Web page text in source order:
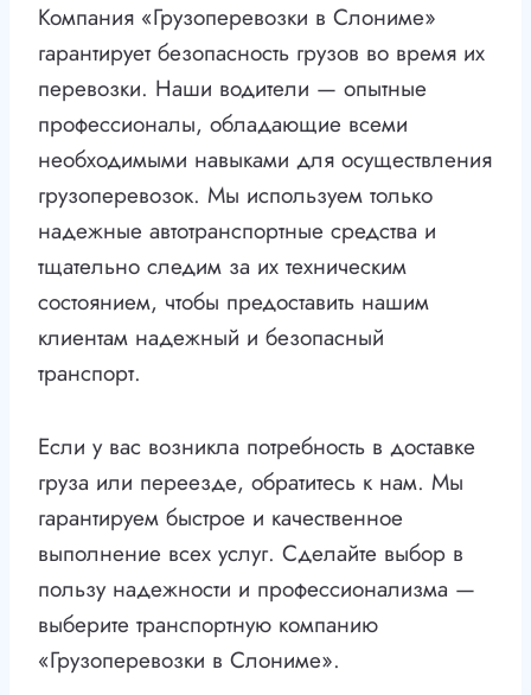
Компания «Грузоперевозки в Слониме»
гарантирует безопасность грузов во время их
перевозки. Наши водители — опытные
профессионалы, обладающие всеми
необходимыми навыками для осуществления
грузоперевозок. Мы используем только
надежные автотранспортные средства и
тщательно следим за их техническим
состоянием, чтобы предоставить нашим
клиентам надежный и безопасный
транспорт.
Если у вас возникла потребность в доставке
груза или переезде, обратитесь к нам. Мы
гарантируем быстрое и качественное
выполнение всех услуг. Сделайте выбор в
пользу надежности и профессионализма —
выберите транспортную компанию
«Грузоперевозки в Слониме».